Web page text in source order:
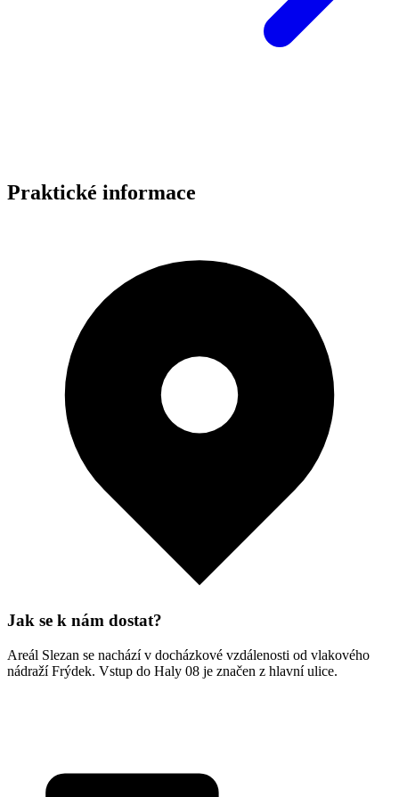
Praktické informace
Jak se k nám dostat?
Areál Slezan se nachází v docházkové vzdálenosti od vlakového
nádraží Frýdek. Vstup do Haly 08 je značen z hlavní ulice.